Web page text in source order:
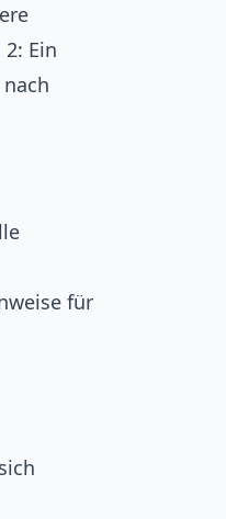
Ein
für